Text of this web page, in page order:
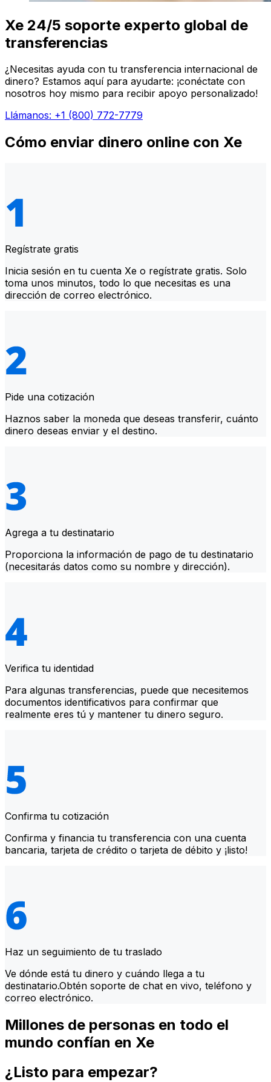
Xe 24/5 soporte experto global de
transferencias
¿Necesitas ayuda con tu transferencia internacional de
dinero? Estamos aquí para ayudarte: ¡conéctate con
nosotros hoy mismo para recibir apoyo personalizado!
Llámanos: +1 (800) 772-7779
Cómo enviar dinero online con Xe
Regístrate gratis
Inicia sesión en tu cuenta Xe o regístrate gratis. Solo
toma unos minutos, todo lo que necesitas es una
dirección de correo electrónico.
Pide una cotización
Haznos saber la moneda que deseas transferir, cuánto
dinero deseas enviar y el destino.
Agrega a tu destinatario
Proporciona la información de pago de tu destinatario
(necesitarás datos como su nombre y dirección).
Verifica tu identidad
Para algunas transferencias, puede que necesitemos
documentos identificativos para confirmar que
realmente eres tú y mantener tu dinero seguro.
Confirma tu cotización
Confirma y financia tu transferencia con una cuenta
bancaria, tarjeta de crédito o tarjeta de débito y ¡listo!
Haz un seguimiento de tu traslado
Ve dónde está tu dinero y cuándo llega a tu
destinatario.Obtén soporte de chat en vivo, teléfono y
correo electrónico.
Millones de personas en todo el
mundo confían en Xe
¿Listo para empezar?